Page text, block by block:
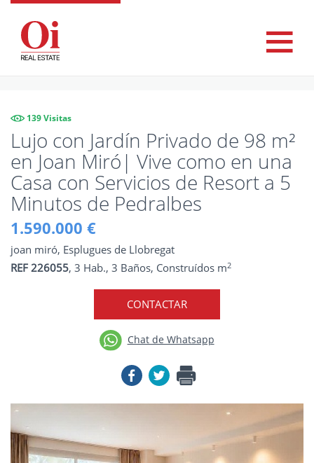
139 Visitas
Lujo con Jardín Privado de 98 m²
en Joan Miró| Vive como en una
Casa con Servicios de Resort a 5
Minutos de Pedralbes
1.590.000 €
joan miró, Esplugues de Llobregat
REF 226055, 3 Hab., 3 Baños, Construídos m2
CONTACTAR
Chat de Whatsapp